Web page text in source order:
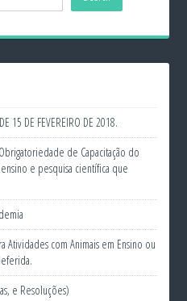
15 DE FEVEREIRO DE 2018.
de Capacitação do
e pesquisa científica que
Atividades com Animais em Ensino ou
e Resoluções)